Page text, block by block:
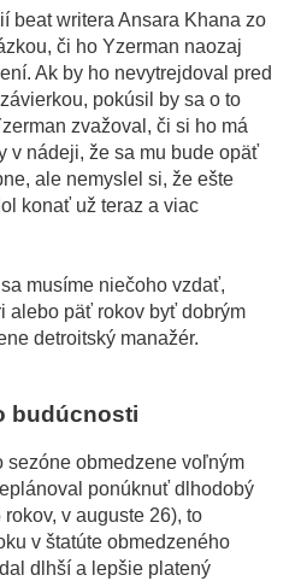
beat writera Ansara Khana zo
či ho Yzerman naozaj
Ak by ho nevytrejdoval pred
pokúsil by sa o to
zvažoval, či si ho má
v nádeji, že sa mu bude opäť
ale nemyslel si, že ešte
konať už teraz a viac
musíme niečoho vzdať,
alebo päť rokov byť dobrým
detroitský manažér.
budúcnosti
sezóne obmedzene voľným
ponúknuť dlhodobý
v auguste 26), to
v štatúte obmedzeného
dlhší a lepšie platený